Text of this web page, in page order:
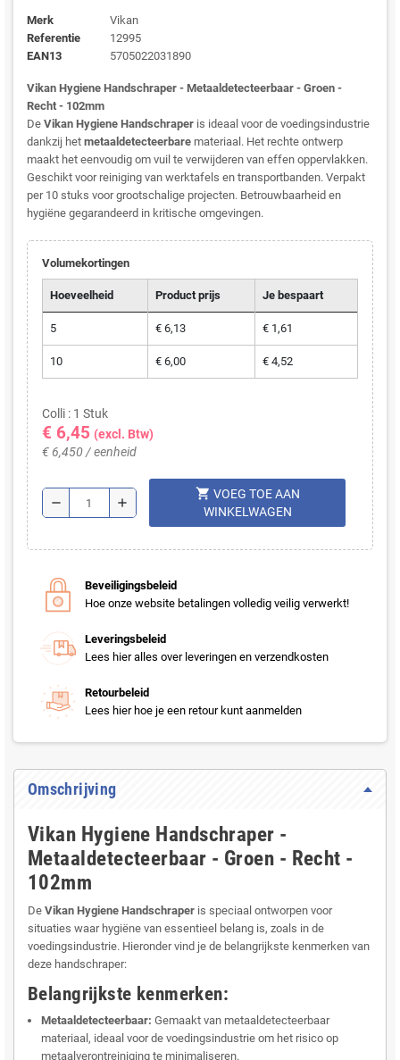
Merk
Vikan
Referentie
12995
EAN13
5705022031890
Vikan Hygiene Handschraper - Metaaldetecteerbaar - Groen -
Recht - 102mm
De Vikan Hygiene Handschraper is ideaal voor de voedingsindustrie
dankzij het metaaldetecteerbare materiaal. Het rechte ontwerp
maakt het eenvoudig om vuil te verwijderen van effen oppervlakken.
Geschikt voor reiniging van werktafels en transportbanden. Verpakt
per 10 stuks voor grootschalige projecten. Betrouwbaarheid en
hygiëne gegarandeerd in kritische omgevingen.
Volumekortingen
Hoeveelheid Product prijs Je bespaart
5 € 6,13 € 1,61
10 € 6,00 € 4,52
Colli : 1 Stuk
€ 6,45 (excl. Btw)
€ 6,450 / eenheid
remove add
shopping_cart VOEG TOE AAN
WINKELWAGEN
Beveiligingsbeleid
Hoe onze website betalingen volledig veilig verwerkt!
Leveringsbeleid
Lees hier alles over leveringen en verzendkosten
Retourbeleid
Lees hier hoe je een retour kunt aanmelden
Omschrijving
Vikan Hygiene Handschraper -
Metaaldetecteerbaar - Groen - Recht -
102mm
De Vikan Hygiene Handschraper is speciaal ontworpen voor
situaties waar hygiëne van essentieel belang is, zoals in de
voedingsindustrie. Hieronder vind je de belangrijkste kenmerken van
deze handschraper:
Belangrijkste kenmerken:
Metaaldetecteerbaar: Gemaakt van metaaldetecteerbaar
materiaal, ideaal voor de voedingsindustrie om het risico op
metaalverontreiniging te minimaliseren.